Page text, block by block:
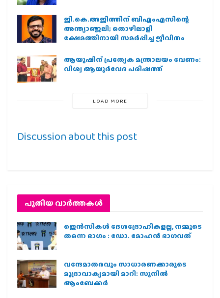
ജി.കെ.അജിത്തിന് ബിഎംഎസിന്റെ
അന്ത്യാഞ്ജലി; തൊഴിലാളി
ക്ഷേമത്തിനായി സമര്‍പ്പിച്ച ജീവിതം
ആയുഷിന് പ്രത്യേക മന്ത്രാലയം വേണം:
വിശ്വ ആയുര്‍വേദ പരിഷത്ത്
LOAD MORE
Discussion about this post
പുതിയ വാര്‍ത്തകള്‍
ജെന്‍സികള്‍ ദേശദ്രോഹികളല്ല, നമ്മുടെ
തന്നെ ഭാഗം : ഡോ. മോഹന്‍ ഭാഗവത്
വന്ദേമാതരവും സാധാരണക്കാരുടെ
മുദ്രാവാക്യമായി മാറി: സുനിൽ
ആംബേക്കർ